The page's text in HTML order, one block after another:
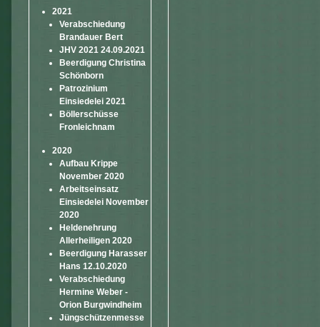
2021
Verabschiedung
Brandauer Bert
JHV 2021 24.09.2021
Beerdigung Christina
Schönborn
Patrozinium
Einsiedelei 2021
Böllerschüsse
Fronleichnam
2020
Aufbau Krippe
November 2020
Arbeitseinsatz
Einsiedelei November
2020
Heldenehrung
Allerheiligen 2020
Beerdigung Harasser
Hans 12.10.2020
Verabschiedung
Hermine Weber -
Orion Burgwindheim
Jüngschützenmesse